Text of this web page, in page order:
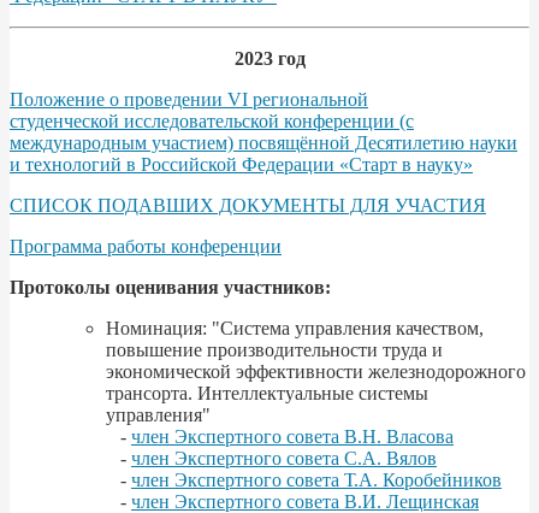
2023 год
Положение о проведении VI региональной
студенческой исследовательской конференции (с
международным участием) посвящённой Десятилетию науки
и технологий в Российской Федерации «Старт в науку»
СПИСОК ПОДАВШИХ ДОКУМЕНТЫ ДЛЯ УЧАСТИЯ
Программа работы конференции
Протоколы оценивания участников:
Номинация: "Система управления качеством,
повышение производительности труда и
экономической эффективности железнодорожного
трансорта. Интеллектуальные системы
управления"
- член Экспертного совета В.Н. Власова
- член Экспертного совета С.А. Вялов
- член Экспертного совета Т.А. Коробейников
- член Экспертного совета В.И. Лещинская